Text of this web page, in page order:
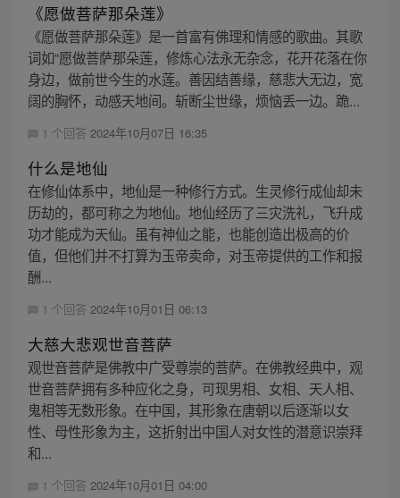
《愿做菩萨那朵莲》
《愿做菩萨那朵莲》是一首富有佛理和情感的歌曲。其歌
词如“愿做菩萨那朵莲，修炼心法永无杂念，花开花落在你
身边，做前世今生的水莲。善因结善缘，慈悲大无边，宽
阔的胸怀，动感天地间。斩断尘世缘，烦恼丢一边。跪...
1 个回答 2024年10月07日 16:35
什么是地仙
在修仙体系中，地仙是一种修行方式。生灵修行成仙却未
历劫的，都可称之为地仙。地仙经历了三灾洗礼，飞升成
功才能成为天仙。虽有神仙之能，也能创造出极高的价
值，但他们并不打算为玉帝卖命，对玉帝提供的工作和报
酬...
1 个回答 2024年10月01日 06:13
大慈大悲观世音菩萨
观世音菩萨是佛教中广受尊崇的菩萨。在佛教经典中，观
世音菩萨拥有多种应化之身，可现男相、女相、天人相、
鬼相等无数形象。在中国，其形象在唐朝以后逐渐以女
性、母性形象为主，这折射出中国人对女性的潜意识崇拜
和...
1 个回答 2024年10月01日 04:00